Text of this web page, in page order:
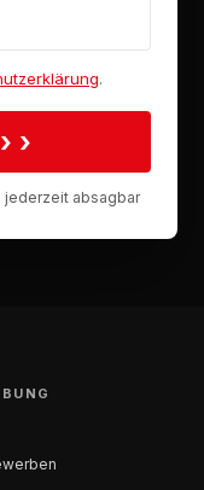
.
›
jederzeit absagbar